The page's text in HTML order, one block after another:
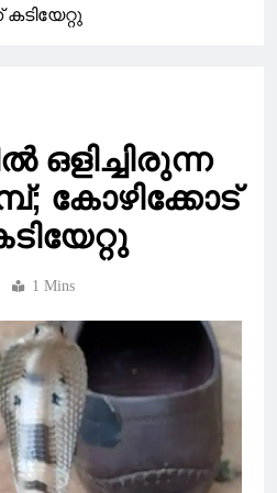
ഒളിച്ചിരുന്ന
കോഴിക്കോട്
1 Mins